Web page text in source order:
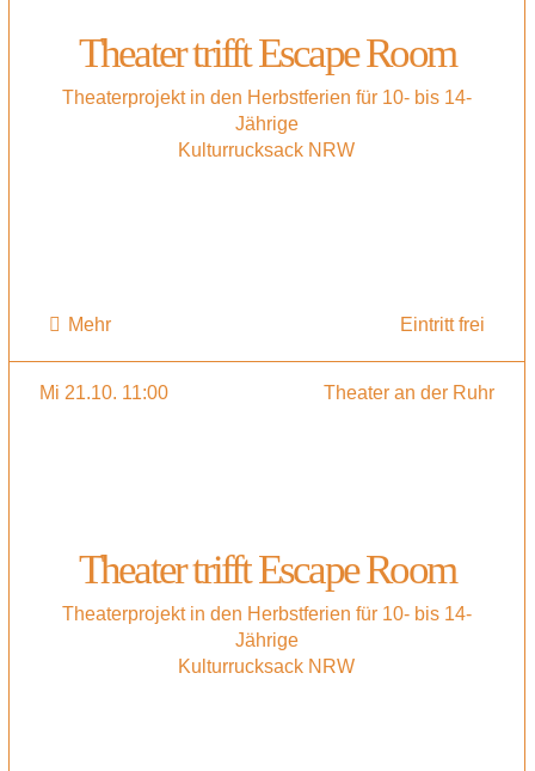
Theater trifft Escape Room
Theaterprojekt in den Herbstferien für 10- bis 14-
Jährige
Kulturrucksack NRW
Mehr Eintritt frei
Mi 21.10. 11:00 Theater an der Ruhr
Theater trifft Escape Room
Theaterprojekt in den Herbstferien für 10- bis 14-
Jährige
Kulturrucksack NRW